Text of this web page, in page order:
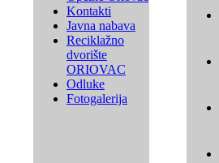
Kontakti
Javna nabava
Reciklažno
dvorište
ORIOVAC
Odluke
Fotogalerija